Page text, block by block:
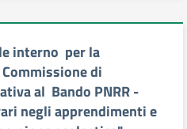
interno per la
di
al Bando PNRR -
negli apprendimenti e